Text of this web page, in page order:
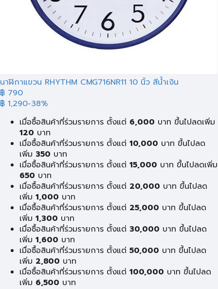
นาฬิกาแขวน RHYTHM CMG716NR11 10 นิ้ว สีน้ำเงิน
฿ 790
฿ 1,290-38%
เมื่อซื้อสินค้าที่ร่วมรายการ ตั้งแต่ 6,000 บาท ขึ้นไปลดเพิ่ม
120 บาท
เมื่อซื้อสินค้าที่ร่วมรายการ ตั้งแต่ 10,000 บาท ขึ้นไปลด
เพิ่ม 350 บาท
เมื่อซื้อสินค้าที่ร่วมรายการ ตั้งแต่ 15,000 บาท ขึ้นไปลดเพิ่ม
650 บาท
เมื่อซื้อสินค้าที่ร่วมรายการ ตั้งแต่ 20,000 บาท ขึ้นไปลด
เพิ่ม 1,000 บาท
เมื่อซื้อสินค้าที่ร่วมรายการ ตั้งแต่ 25,000 บาท ขึ้นไปลด
เพิ่ม 1,300 บาท
เมื่อซื้อสินค้าที่ร่วมรายการ ตั้งแต่ 30,000 บาท ขึ้นไปลด
เพิ่ม 1,600 บาท
เมื่อซื้อสินค้าที่ร่วมรายการ ตั้งแต่ 50,000 บาท ขึ้นไปลด
เพิ่ม 2,800 บาท
เมื่อซื้อสินค้าที่ร่วมรายการ ตั้งแต่ 100,000 บาท ขึ้นไปลด
เพิ่ม 6,500 บาท